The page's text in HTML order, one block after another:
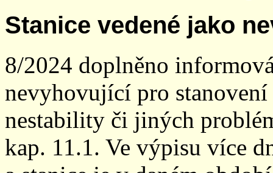
Stanice vedené jako
8/2024 doplněno
nevyhovující pro
nestability či jiných
kap. 11.1. Ve výpisu více